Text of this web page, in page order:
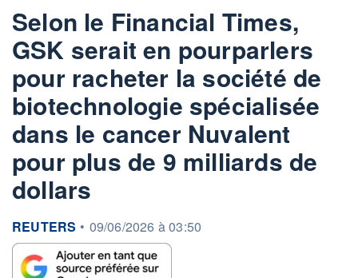
Selon le Financial Times,
GSK serait en pourparlers
pour racheter la société de
biotechnologie spécialisée
dans le cancer Nuvalent
pour plus de 9 milliards de
dollars
information fournie par
REUTERS • 09/06/2026 à 03:50